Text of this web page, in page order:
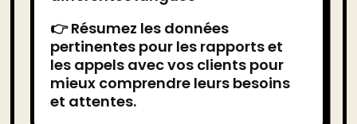
👉 Résumez les données
pertinentes pour les rapports et
les appels avec vos clients pour
mieux comprendre leurs besoins
et attentes.